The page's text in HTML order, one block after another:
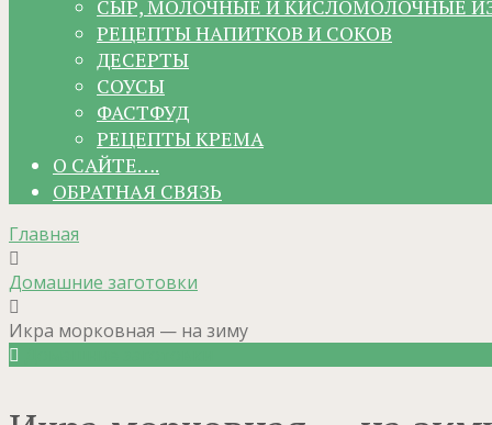
СЫР, МОЛОЧНЫЕ И КИСЛОМОЛОЧНЫЕ
РЕЦЕПТЫ НАПИТКОВ И СОКОВ
ДЕСЕРТЫ
СОУСЫ
ФАСТФУД
РЕЦЕПТЫ КРЕМА
О САЙТЕ….
ОБРАТНАЯ СВЯЗЬ
Главная
Домашние заготовки
Икра морковная — на зиму